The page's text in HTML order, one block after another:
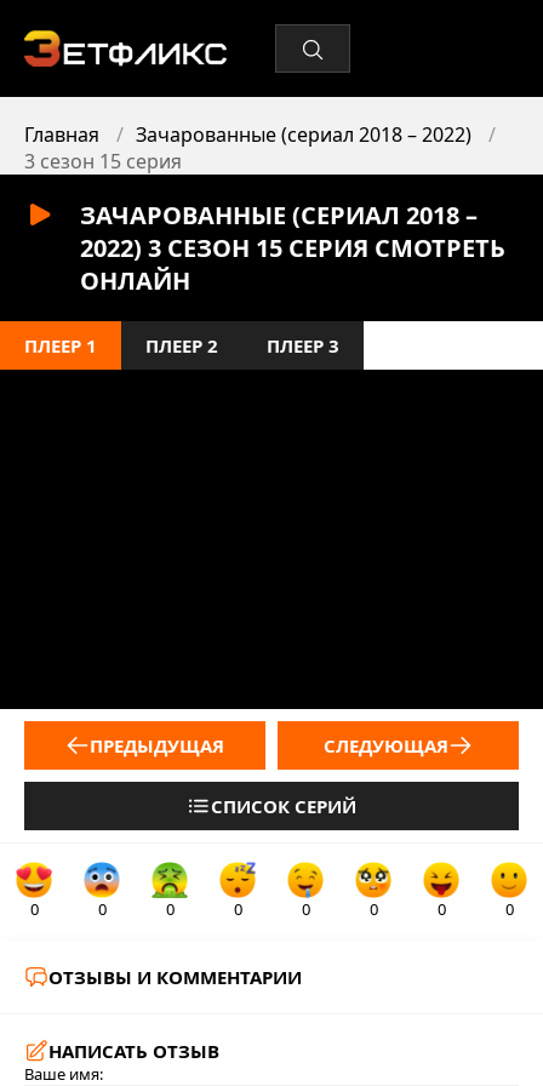
Главная
Зачарованные (сериал 2018 – 2022)
3 сезон 15 серия
ЗАЧАРОВАННЫЕ (СЕРИАЛ 2018 –
2022) 3 СЕЗОН 15 СЕРИЯ СМОТРЕТЬ
ОНЛАЙН
ПЛЕЕР 1 ПЛЕЕР 2 ПЛЕЕР 3
ПРЕДЫДУЩАЯ
СПИСОК СЕРИЙ
СЛЕДУЮЩАЯ
0 0 0 0 0 0 0 0
ОТЗЫВЫ И КОММЕНТАРИИ
НАПИСАТЬ ОТЗЫВ
Ваше имя: